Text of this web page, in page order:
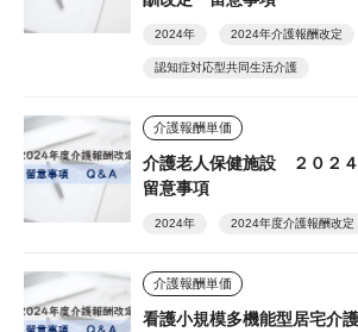
2024年 2024年介護報酬改定
認知症対応型共同生活介護
介護報酬単価
介護老人保健施設 ２０２
留意事項
2024年 2024年度介護報酬改定
介護報酬単価
看護小規模多機能型居宅介